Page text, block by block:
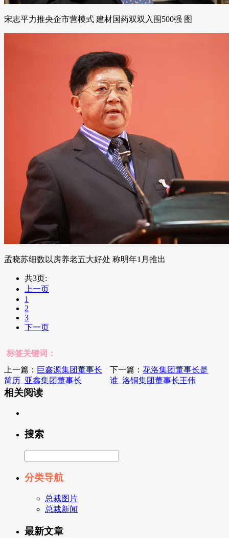
宋志平力推央企市营模式 建材国药双双入围500强 图
孟晓苏细数以房养老五大好处 称明年1月推出
共3页:
上一页
1
2
3
下一页
标签关键词：
上一篇： 巨鑫源集团董事长
简历_亚鑫集团董事长
下一篇：花洛集团董事长是
谁_洛铜集团董事长王伟
相关阅读
搜索
分类导航
总裁图片
总裁新闻
最新文章